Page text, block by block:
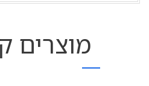
מוצרים